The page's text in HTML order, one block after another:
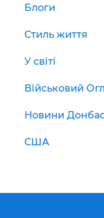
Блоги
Стиль життя
У світі
Військовий
Новини
США